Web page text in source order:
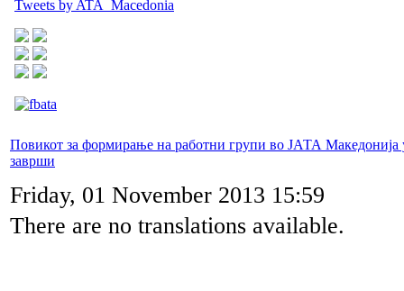
Tweets by ATA_Macedonia
Повикот за формирање на работни групи во ЈАТА Македонија
заврши
Friday, 01 November 2013 15:59
There are no translations available.